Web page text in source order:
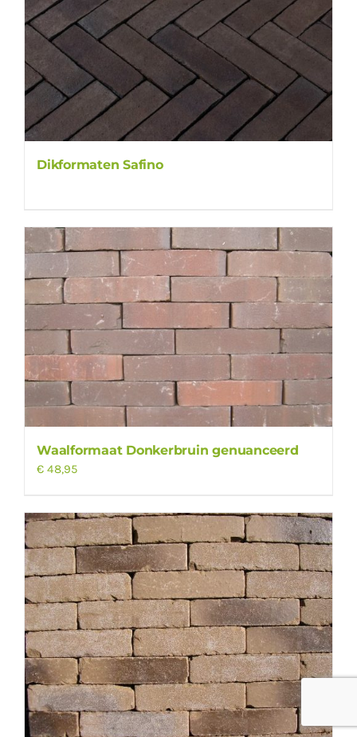
Dikformaten Safino
Waalformaat Donkerbruin genuanceerd
€ 48,95